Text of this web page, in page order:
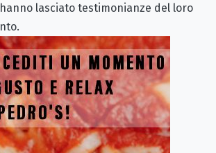
lasciato testimonianze del loro